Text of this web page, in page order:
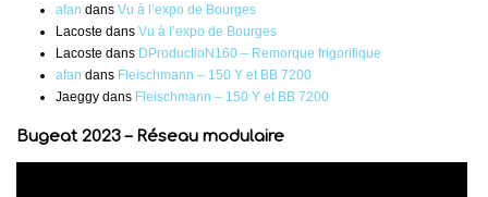
afan dans Vu à l’expo de Bourges
Lacoste dans Vu à l’expo de Bourges
Lacoste dans DProductioN160 – Remorque frigorifique
afan dans Fleischmann – 150 Y et BB 7200
Jaeggy dans Fleischmann – 150 Y et BB 7200
Bugeat 2023 – Réseau modulaire